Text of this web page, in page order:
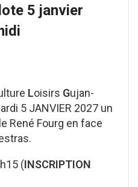
5 janvier
Loisirs Gujan-
5 JANVIER 2027 un
René Fourg en face
(INSCRIPTION